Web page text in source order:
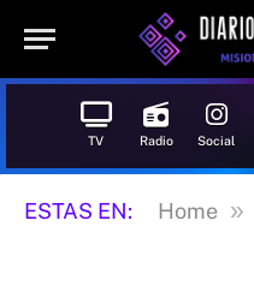
TV Radio Social
ESTAS EN: Home »